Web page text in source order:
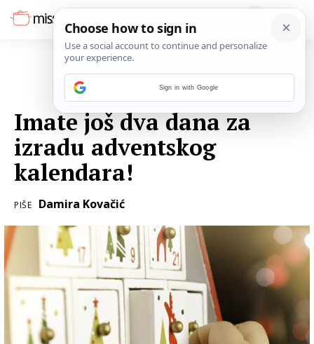
Imate još dva dana za
izradu adventskog
kalendara!
PIŠE Damira Kovačić
Sign in with Google